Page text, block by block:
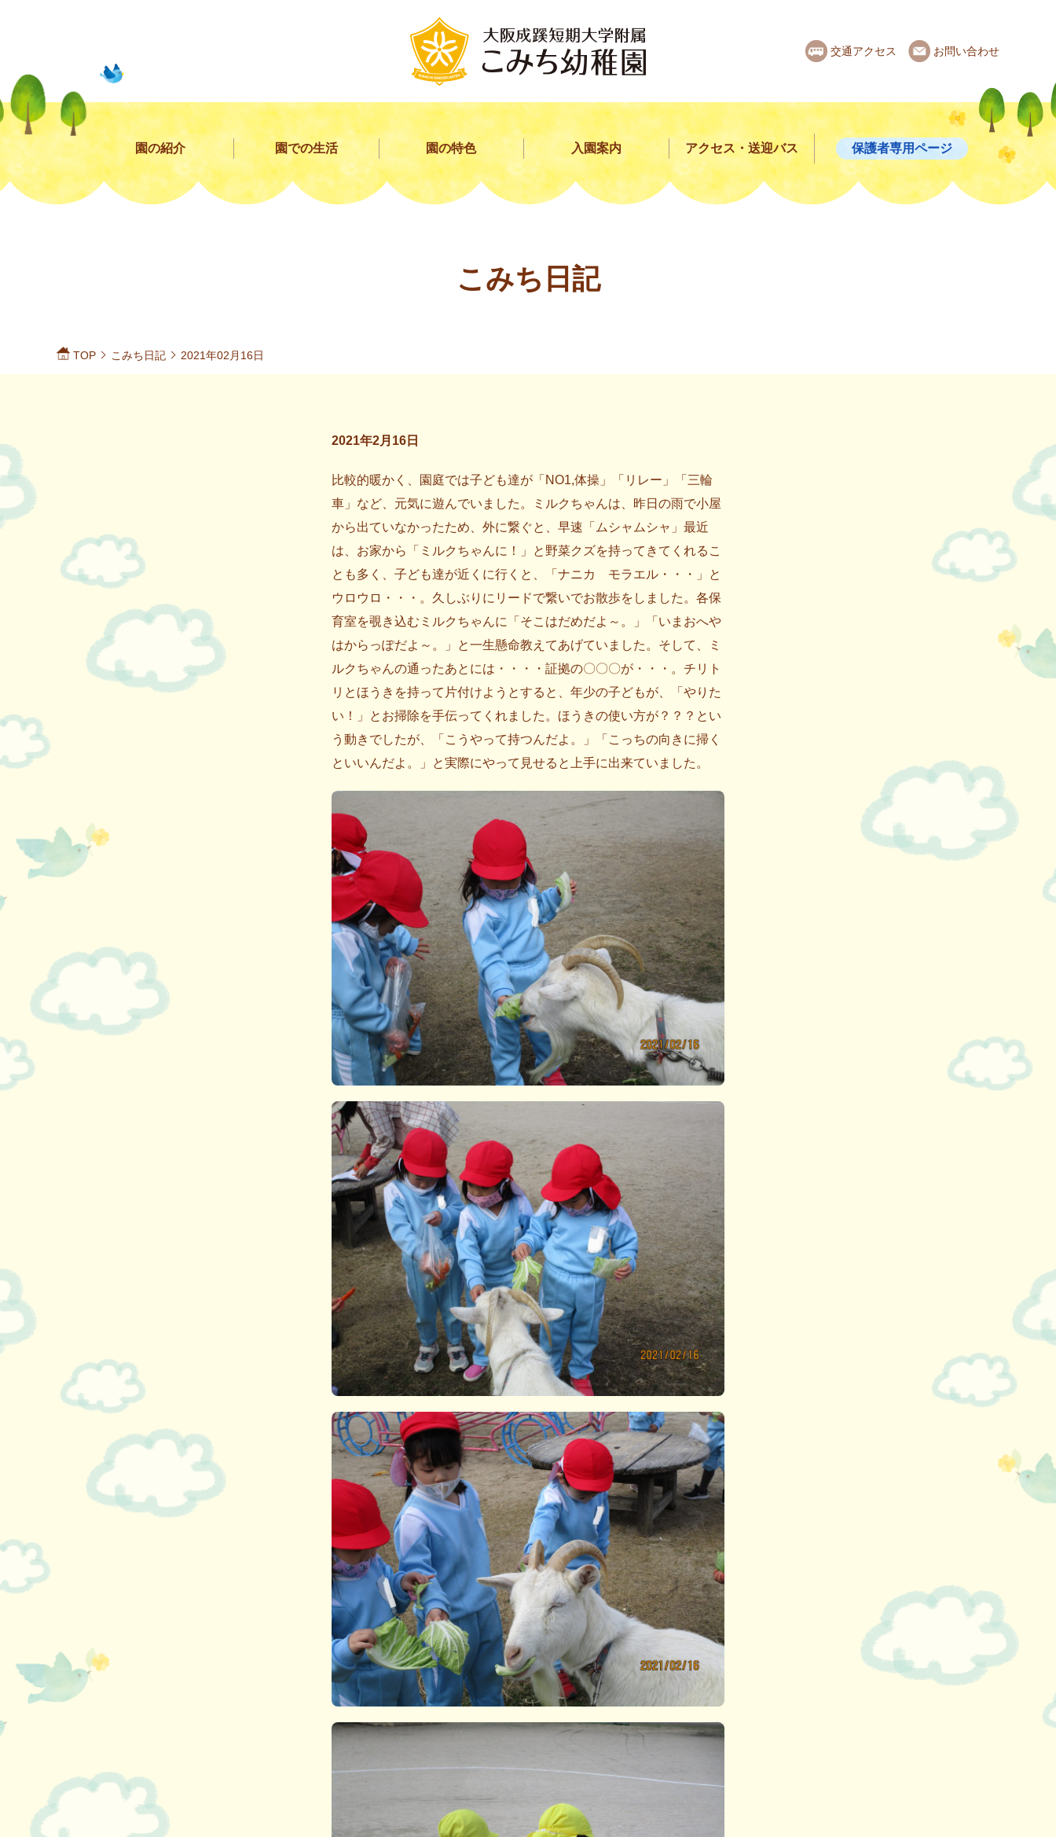
園の紹介 園での生活 園の特色 入園案内 アクセス・送迎バス 保護者専用ページ
交通アクセス お問い合わせ
こみち日記
TOP こみち日記 2021年02月16日
2021年2月16日
比較的暖かく、園庭では子ども達が「NO1,体操」「リレー」「三輪
車」など、元気に遊んでいました。ミルクちゃんは、昨日の雨で小屋
から出ていなかったため、外に繋ぐと、早速「ムシャムシャ」最近
は、お家から「ミルクちゃんに！」と野菜クズを持ってきてくれるこ
とも多く、子ども達が近くに行くと、「ナニカ モラエル・・・」と
ウロウロ・・・。久しぶりにリードで繋いでお散歩をしました。各保
育室を覗き込むミルクちゃんに「そこはだめだよ～。」「いまおへや
はからっぽだよ～。」と一生懸命教えてあげていました。そして、ミ
ルクちゃんの通ったあとには・・・・証拠の〇〇〇が・・・。チリト
リとほうきを持って片付けようとすると、年少の子どもが、「やりた
い！」とお掃除を手伝ってくれました。ほうきの使い方が？？？とい
う動きでしたが、「こうやって持つんだよ。」「こっちの向きに掃く
といいんだよ。」と実際にやって見せると上手に出来ていました。